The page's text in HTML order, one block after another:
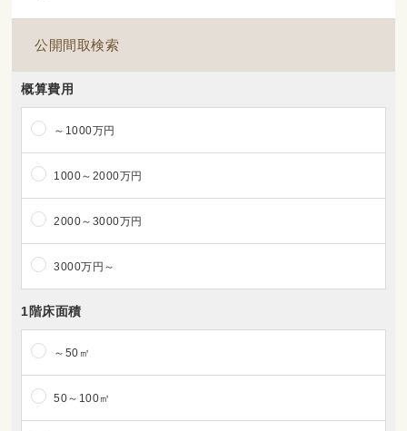
公開間取検索
概算費用
～1000万円
1000～2000万円
2000～3000万円
3000万円～
1階床面積
～50㎡
50～100㎡